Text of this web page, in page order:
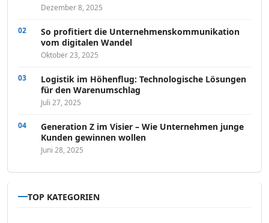
Dezember 8, 2025
So profitiert die Unternehmenskommunikation
vom digitalen Wandel
Oktober 23, 2025
Logistik im Höhenflug: Technologische Lösungen
für den Warenumschlag
Juli 27, 2025
Generation Z im Visier – Wie Unternehmen junge
Kunden gewinnen wollen
Juni 28, 2025
TOP KATEGORIEN